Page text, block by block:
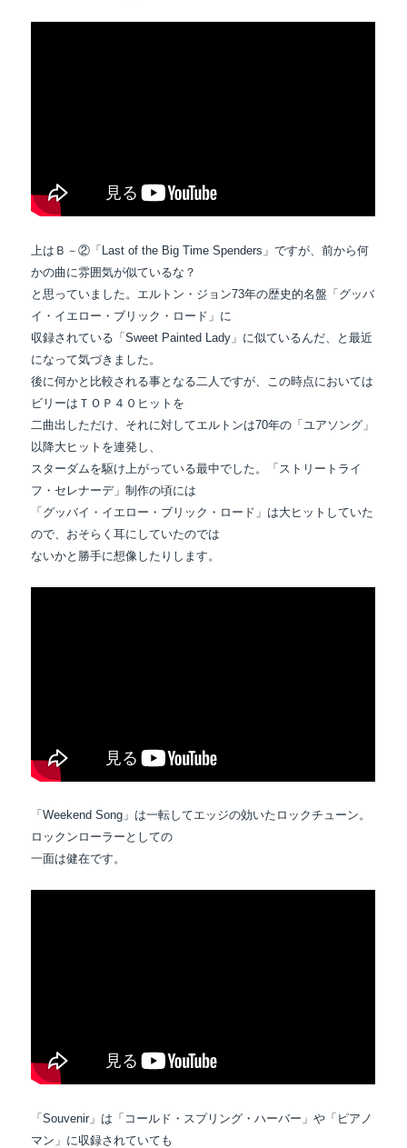
上はＢ－②「Last of the Big Time Spenders」ですが、前から何
かの曲に雰囲気が似ているな？
と思っていました。エルトン・ジョン73年の歴史的名盤「グッバ
イ・イエロー・ブリック・ロード」に
収録されている「Sweet Painted Lady」に似ているんだ、と最近
になって気づきました。
後に何かと比較される事となる二人ですが、この時点においては
ビリーはＴＯＰ４０ヒットを
二曲出しただけ、それに対してエルトンは70年の「ユアソング」
以降大ヒットを連発し、
スターダムを駆け上がっている最中でした。「ストリートライ
フ・セレナーデ」制作の頃には
「グッバイ・イエロー・ブリック・ロード」は大ヒットしていた
ので、おそらく耳にしていたのでは
ないかと勝手に想像したりします。
「Weekend Song」は一転してエッジの効いたロックチューン。
ロックンローラーとしての
一面は健在です。
「Souvenir」は「コールド・スプリング・ハーバー」や「ピアノ
マン」に収録されていても